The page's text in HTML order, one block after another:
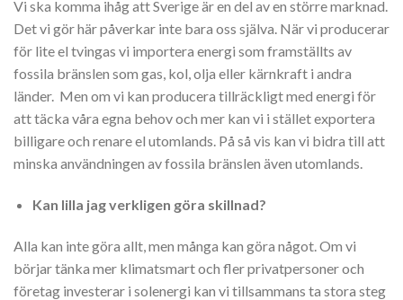
Vi ska komma ihåg att Sverige är en del av en större marknad.
Det vi gör här påverkar inte bara oss själva. När vi producerar
för lite el tvingas vi importera energi som framställts av
fossila bränslen som gas, kol, olja eller kärnkraft i andra
länder. Men om vi kan producera tillräckligt med energi för
att täcka våra egna behov och mer kan vi i stället exportera
billigare och renare el utomlands. På så vis kan vi bidra till att
minska användningen av fossila bränslen även utomlands.
Kan lilla jag verkligen göra skillnad?
Alla kan inte göra allt, men många kan göra något. Om vi
börjar tänka mer klimatsmart och fler privatpersoner och
företag investerar i solenergi kan vi tillsammans ta stora steg